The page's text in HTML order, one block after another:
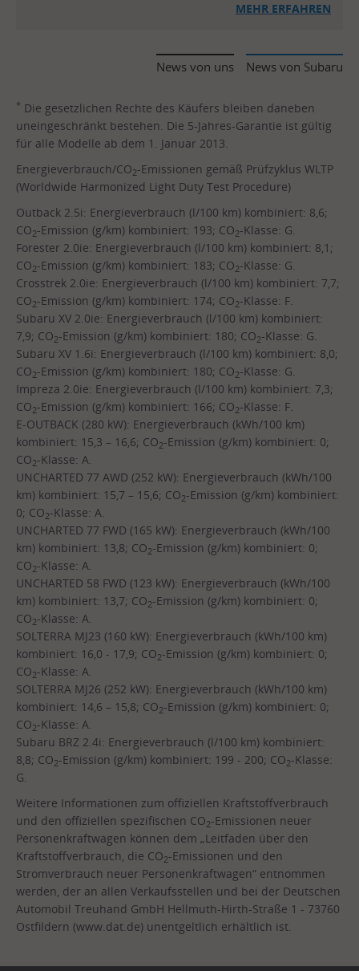
MEHR ERFAHREN
News von Subaru
News von uns
* Die gesetzlichen Rechte des Käufers bleiben daneben
uneingeschränkt bestehen. Die 5-Jahres-Garantie ist gültig
für alle Modelle ab dem 1. Januar 2013.
Energieverbrauch/CO2-Emissionen gemäß Prüfzyklus WLTP
(Worldwide Harmonized Light Duty Test Procedure)
Outback 2.5i: Energieverbrauch (l/100 km) kombiniert: 8,6;
CO2-Emission (g/km) kombiniert: 193; CO2-Klasse: G.
Forester 2.0ie: Energieverbrauch (l/100 km) kombiniert: 8,1;
CO2-Emission (g/km) kombiniert: 183; CO2-Klasse: G.
Crosstrek 2.0ie: Energieverbrauch (l/100 km) kombiniert: 7,7;
CO2-Emission (g/km) kombiniert: 174; CO2-Klasse: F.
Subaru XV 2.0ie: Energieverbrauch (l/100 km) kombiniert:
7,9; CO2-Emission (g/km) kombiniert: 180; CO2-Klasse: G.
Subaru XV 1.6i: Energieverbrauch (l/100 km) kombiniert: 8,0;
CO2-Emission (g/km) kombiniert: 180; CO2-Klasse: G.
Impreza 2.0ie: Energieverbrauch (l/100 km) kombiniert: 7,3;
CO2-Emission (g/km) kombiniert: 166; CO2-Klasse: F.
E-OUTBACK (280 kW): Energieverbrauch (kWh/100 km)
kombiniert: 15,3 – 16,6; CO2-Emission (g/km) kombiniert: 0;
CO2-Klasse: A.
UNCHARTED 77 AWD (252 kW): Energieverbrauch (kWh/100
km) kombiniert: 15,7 – 15,6; CO2-Emission (g/km) kombiniert:
0; CO2-Klasse: A.
UNCHARTED 77 FWD (165 kW): Energieverbrauch (kWh/100
km) kombiniert: 13,8; CO2-Emission (g/km) kombiniert: 0;
CO2-Klasse: A.
UNCHARTED 58 FWD (123 kW): Energieverbrauch (kWh/100
km) kombiniert: 13,7; CO2-Emission (g/km) kombiniert: 0;
CO2-Klasse: A.
SOLTERRA MJ23 (160 kW): Energieverbrauch (kWh/100 km)
kombiniert: 16,0 - 17,9; CO2-Emission (g/km) kombiniert: 0;
CO2-Klasse: A.
SOLTERRA MJ26 (252 kW): Energieverbrauch (kWh/100 km)
kombiniert: 14,6 – 15,8; CO2-Emission (g/km) kombiniert: 0;
CO2-Klasse: A.
Subaru BRZ 2.4i: Energieverbrauch (l/100 km) kombiniert:
8,8; CO2-Emission (g/km) kombiniert: 199 - 200; CO2-Klasse:
G.
Weitere Informationen zum offiziellen Kraftstoffverbrauch
und den offiziellen spezifischen CO2-Emissionen neuer
Personenkraftwagen können dem „Leitfaden über den
Kraftstoffverbrauch, die CO2-Emissionen und den
Stromverbrauch neuer Personenkraftwagen“ entnommen
werden, der an allen Verkaufsstellen und bei der Deutschen
Automobil Treuhand GmbH Hellmuth-Hirth-Straße 1 - 73760
Ostfildern (www.dat.de) unentgeltlich erhältlich ist.